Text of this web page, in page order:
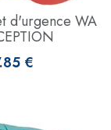
d'urgence WA
€